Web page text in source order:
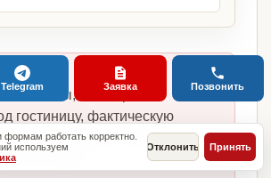
шаблоны, а собираем
гостиницу, фактическую
сотрудников, помещение
по России.
работать корректно.
используем
Отклонить Принять
Telegram Заявка Позвонить